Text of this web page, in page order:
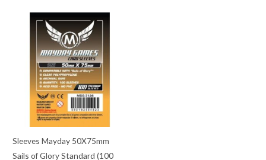
Sleeves Mayday 50X75mm
Sails of Glory Standard (100